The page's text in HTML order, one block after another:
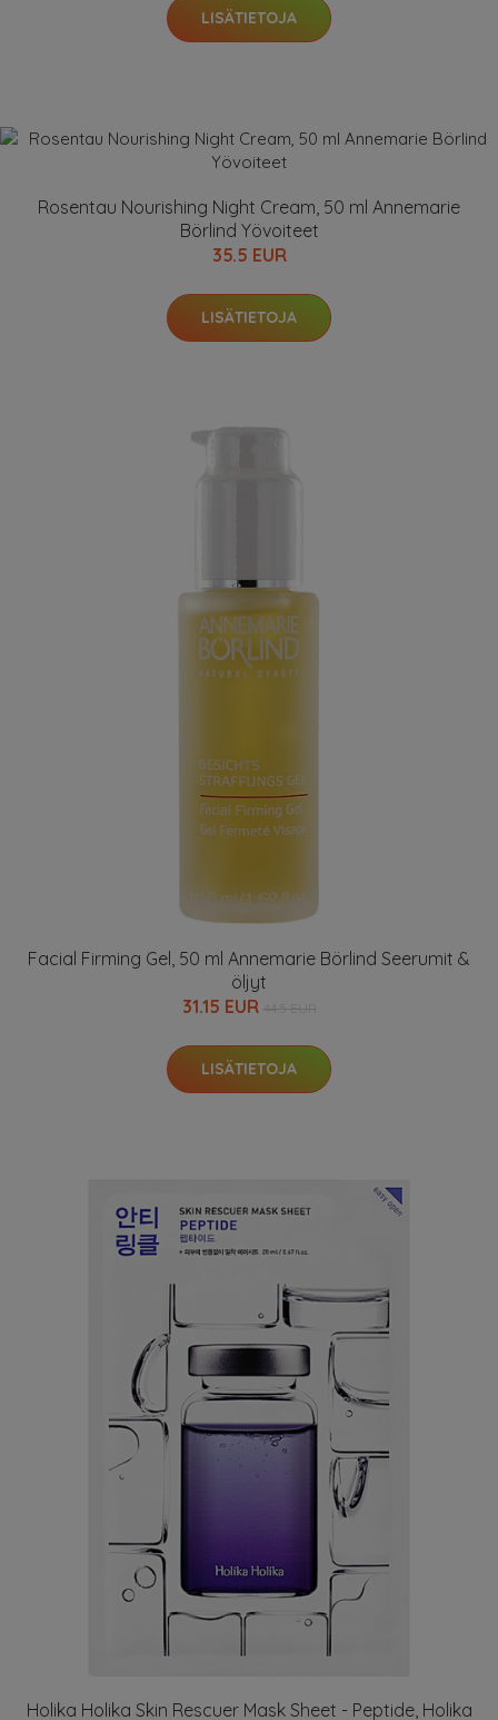
LISÄTIETOJA
Rosentau Nourishing Night Cream, 50 ml Annemarie
Börlind Yövoiteet
35.5 EUR
LISÄTIETOJA
Facial Firming Gel, 50 ml Annemarie Börlind Seerumit &
öljyt
31.15 EUR
LISÄTIETOJA
Holika Holika Skin Rescuer Mask Sheet - Peptide, Holika